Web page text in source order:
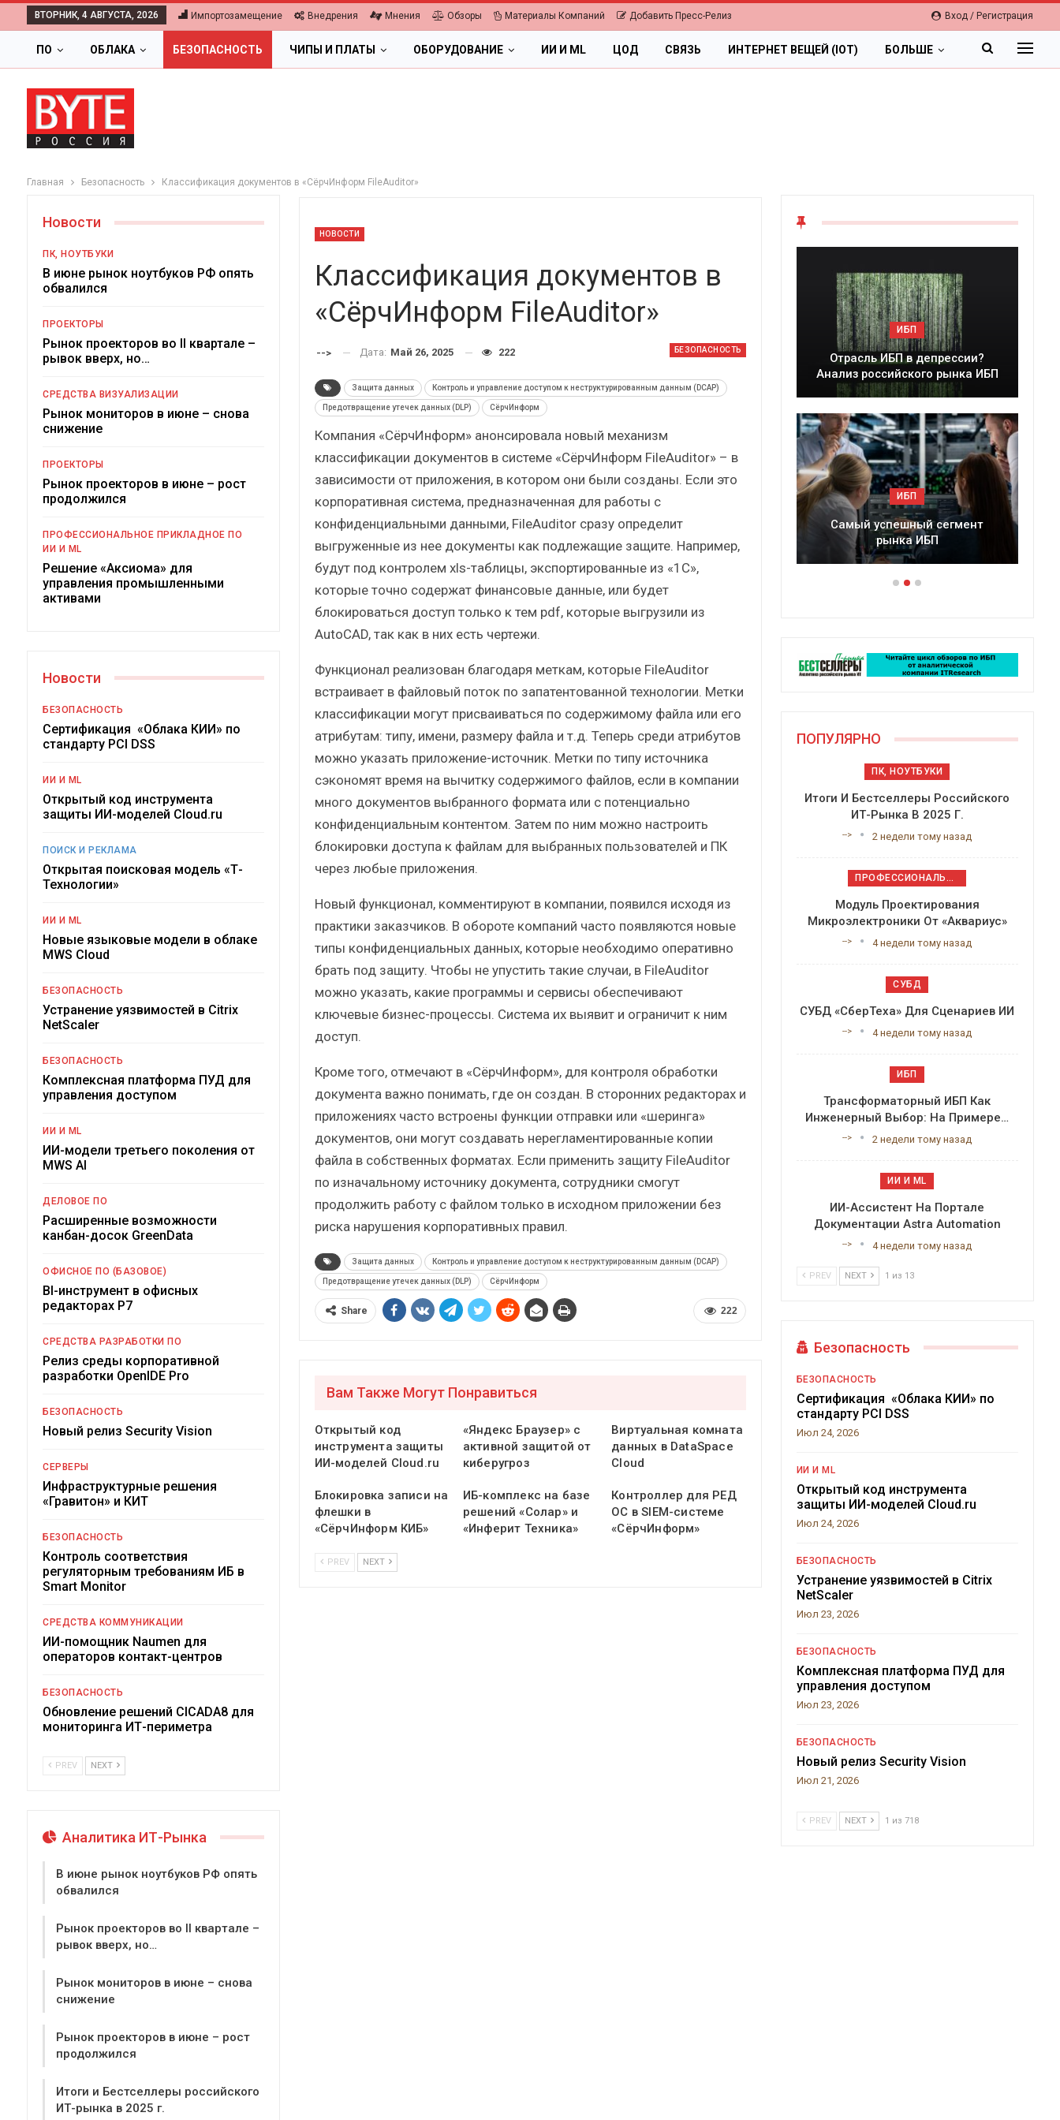
Вход / Регистрация
ВТОРНИК, 4 АВГУСТА, 2026 Импортозамещение Внедрения Мнения Обзоры Материалы Компаний Добавить Пресс-Релиз
ПО ОБЛАКА БЕЗОПАСНОСТЬ ЧИПЫ И ПЛАТЫ ОБОРУДОВАНИЕ ИИ И ML ЦОД СВЯЗЬ ИНТЕРНЕТ ВЕЩЕЙ (IOT) БОЛЬШЕ
Главная Безопасность Классификация документов в «СёрчИнформ FileAuditor»
НОВОСТИ
Классификация документов в
«СёрчИнформ FileAuditor»
БЕЗОПАСНОСТЬ
--> Дата: Май 26, 2025 222
Защита данных Контроль и управление доступом к неструктурированным данным (DCAP)
Предотвращение утечек данных (DLP) СёрчИнформ
Компания «СёрчИнформ» анонсировала новый механизм
классификации документов в системе «СёрчИнформ FileAuditor» – в
зависимости от приложения, в котором они были созданы. Если это
корпоративная система, предназначенная для работы с
конфиденциальными данными, FileAuditor сразу определит
выгруженные из нее документы как подлежащие защите. Например,
будут под контролем xls-таблицы, экспортированные из «1C»,
которые точно содержат финансовые данные, или будет
блокироваться доступ только к тем pdf, которые выгрузили из
AutoCAD, так как в них есть чертежи.
Функционал реализован благодаря меткам, которые FileAuditor
встраивает в файловый поток по запатентованной технологии. Метки
классификации могут присваиваться по содержимому файла или его
атрибутам: типу, имени, размеру файла и т.д. Теперь среди атрибутов
можно указать приложение-источник. Метки по типу источника
сэкономят время на вычитку содержимого файлов, если в компании
много документов выбранного формата или с потенциально
конфиденциальным контентом. Затем по ним можно настроить
блокировки доступа к файлам для выбранных пользователей и ПК
через любые приложения.
Новый функционал, комментируют в компании, появился исходя из
практики заказчиков. В обороте компаний часто появляются новые
типы конфиденциальных данных, которые необходимо оперативно
брать под защиту. Чтобы не упустить такие случаи, в FileAuditor
можно указать, какие программы и сервисы обеспечивают
ключевые бизнес-процессы. Система их выявит и ограничит к ним
доступ.
Кроме того, отмечают в «СёрчИнформ», для контроля обработки
документа важно понимать, где он создан. В сторонних редакторах и
приложениях часто встроены функции отправки или «шеринга»
документов, они могут создавать нерегламентированные копии
файла в собственных форматах. Если применить защиту FileAuditor
по изначальному источнику документа, сотрудники смогут
продолжить работу с файлом только в исходном приложении без
риска нарушения корпоративных правил.
Защита данных Контроль и управление доступом к неструктурированным данным (DCAP)
Предотвращение утечек данных (DLP) СёрчИнформ
222
Share
Вам Также Могут Понравиться
Открытый код
инструмента защиты
ИИ-моделей Cloud.ru
«Яндекс Браузер» с
активной защитой от
киберугроз
Виртуальная комната
данных в DataSpace
Cloud
Блокировка записи на
флешки в
«СёрчИнформ КИБ»
ИБ-комплекс на базе
решений «Солар» и
«Инферит Техника»
Контроллер для РЕД
ОС в SIEM-системе
«СёрчИнформ»
PREV NEXT
Новости
ПК, НОУТБУКИ
В июне рынок ноутбуков РФ опять
обвалился
ПРОЕКТОРЫ
Рынок проекторов во II квартале –
рывок вверх, но…
СРЕДСТВА ВИЗУАЛИЗАЦИИ
Рынок мониторов в июне – снова
снижение
ПРОЕКТОРЫ
Рынок проекторов в июне – рост
продолжился
ПРОФЕССИОНАЛЬНОЕ ПРИКЛАДНОЕ ПО
ИИ И ML
Решение «Аксиома» для
управления промышленными
активами
Новости
БЕЗОПАСНОСТЬ
Сертификация «Облака КИИ» по
стандарту PCI DSS
ИИ И ML
Открытый код инструмента
защиты ИИ-моделей Cloud.ru
ПОИСК И РЕКЛАМА
Открытая поисковая модель «Т-
Технологии»
ИИ И ML
Новые языковые модели в облаке
MWS Cloud
БЕЗОПАСНОСТЬ
Устранение уязвимостей в Citrix
NetScaler
БЕЗОПАСНОСТЬ
Комплексная платформа ПУД для
управления доступом
ИИ И ML
ИИ-модели третьего поколения от
MWS AI
ДЕЛОВОЕ ПО
Расширенные возможности
канбан-досок GreenData
ОФИСНОЕ ПО (БАЗОВОЕ)
BI-инструмент в офисных
редакторах Р7
СРЕДСТВА РАЗРАБОТКИ ПО
Релиз среды корпоративной
разработки OpenIDE Pro
БЕЗОПАСНОСТЬ
Новый релиз Security Vision
СЕРВЕРЫ
Инфраструктурные решения
«Гравитон» и КИТ
БЕЗОПАСНОСТЬ
Контроль соответствия
регуляторным требованиям ИБ в
Smart Monitor
СРЕДСТВА КОММУНИКАЦИИ
ИИ-помощник Naumen для
операторов контакт-центров
БЕЗОПАСНОСТЬ
Обновление решений CICADA8 для
мониторинга ИТ-периметра
PREV NEXT
Аналитика ИТ-Рынка
В июне рынок ноутбуков РФ опять
обвалился
Рынок проекторов во II квартале –
рывок вверх, но…
Рынок мониторов в июне – снова
снижение
Рынок проекторов в июне – рост
продолжился
Итоги и Бестселлеры российского
ИТ-рынка в 2025 г.
ОБЛАКА
Цифровая экономика 2026.
Краткий статистический
Подкосят ли глобальные угрозы
российский рынок ИБП?
Итоги и Бестселлеры
Отрасль ИБП в депрессии?
Часть II.
Отрасль ИБП в депрессии?
Анализ российского рынка ИБП
ИБП
Самый успешный сегмент
Краткий
Подкосят ли
ПОПУЛЯРНО
ПК, НОУТБУКИ
Итоги И Бестселлеры Российского
ИТ-Рынка В 2025 Г.
--> 2 недели тому назад
ПРОФЕССИОНАЛЬНОЕ ПРИКЛАДНОЕ ПО
Модуль Проектирования
Микроэлектроники От «Аквариус»
--> 4 недели тому назад
СУБД
СУБД «СберТеха» Для Сценариев ИИ
--> 4 недели тому назад
ИБП
Трансформаторный ИБП Как
Инженерный Выбор: На Примере…
--> 2 недели тому назад
ИИ И ML
ИИ-Ассистент На Портале
Документации Astra Automation
--> 4 недели тому назад
PREV NEXT 1 из 13
Безопасность
БЕЗОПАСНОСТЬ
Сертификация «Облака КИИ» по
стандарту PCI DSS
Июл 24, 2026
ИИ И ML
Открытый код инструмента
защиты ИИ-моделей Cloud.ru
Июл 24, 2026
БЕЗОПАСНОСТЬ
Устранение уязвимостей в Citrix
NetScaler
Июл 23, 2026
БЕЗОПАСНОСТЬ
Комплексная платформа ПУД для
управления доступом
Июл 23, 2026
БЕЗОПАСНОСТЬ
Новый релиз Security Vision
Июл 21, 2026
PREV NEXT 1 из 718